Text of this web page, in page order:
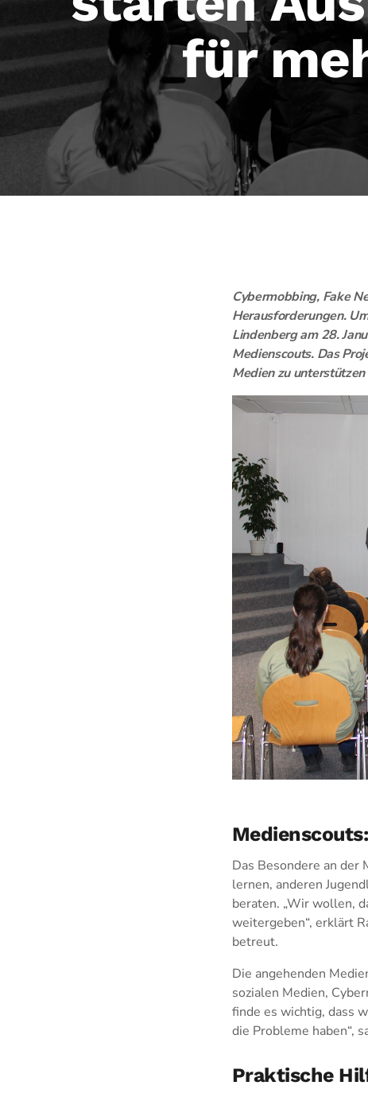
für
Cybermobbing, Fake
Herausforderungen.
Lindenberg am 28.
Medienscouts. Das
Medien zu
Das Besondere an
lernen, anderen
beraten. „Wir wollen,
weitergeben“, erklärt
betreut.
Die angehenden
sozialen Medien,
finde es wichtig, dass
die Probleme haben“,
Praktische